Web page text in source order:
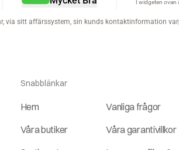
Snabblänkar
Hem
Våra butiker
Vanliga frågor
Våra garantivillkor